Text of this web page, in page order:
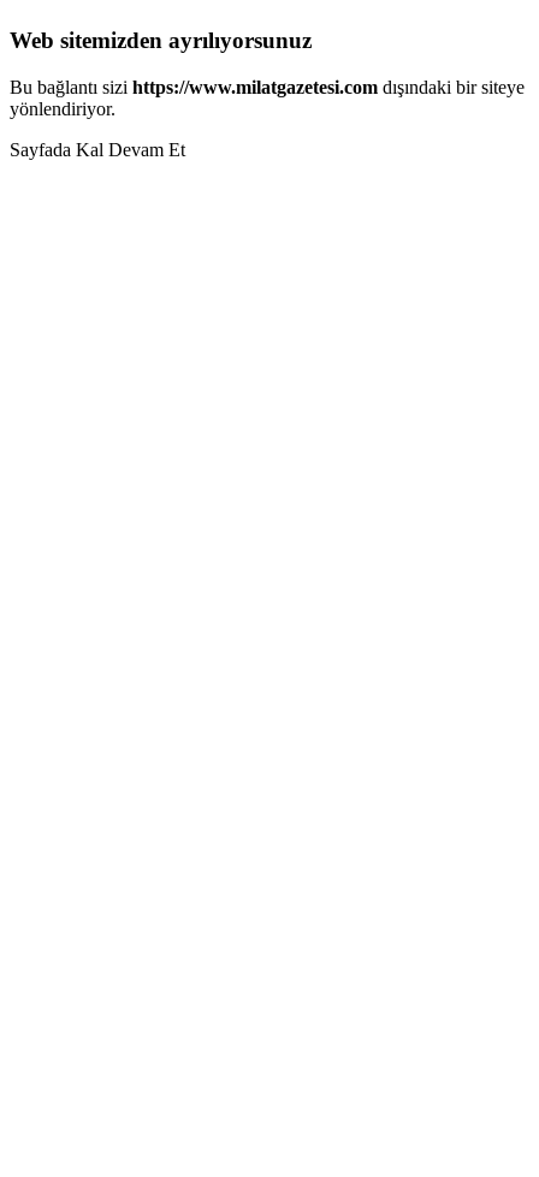
Web sitemizden ayrılıyorsunuz
Bu bağlantı sizi https://www.milatgazetesi.com dışındaki bir siteye
yönlendiriyor.
Sayfada Kal Devam Et